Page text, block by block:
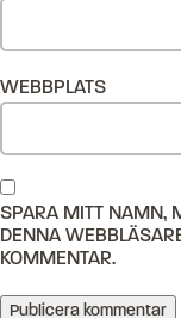
WEBBPLATS
SPARA MITT NAMN,
DENNA
KOMMENTAR.